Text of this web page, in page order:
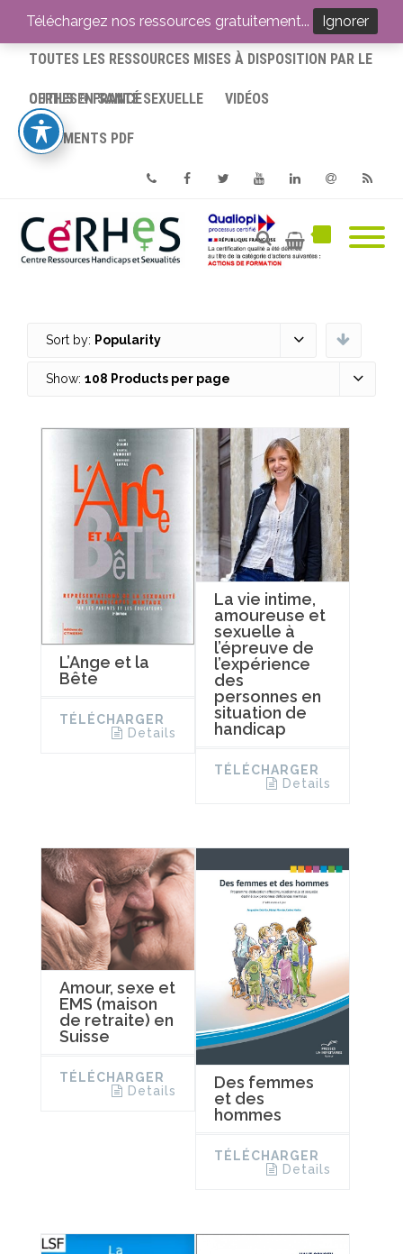
ACCUEIL
TOUTES LES RESSOURCES MISES À DISPOSITION PAR LE
CERHES® FRANCE
OUTILS EN SANTÉ SEXUELLE VIDÉOS
DOCUMENTS PDF
PhoneFacebookTwitterYoutube
Sort by: Popularity
Show: 108 Products per page
L’Ange et la
Bête
TÉLÉCHARGER
Details
La vie intime,
amoureuse et
sexuelle à
l’épreuve de
l’expérience
des
personnes en
situation de
handicap
TÉLÉCHARGER
Details
Amour, sexe et
EMS (maison
de retraite) en
Suisse
TÉLÉCHARGER
Details
Des femmes
et des
hommes
TÉLÉCHARGER
Details
Téléchargez nos ressources gratuitement... Ignorer